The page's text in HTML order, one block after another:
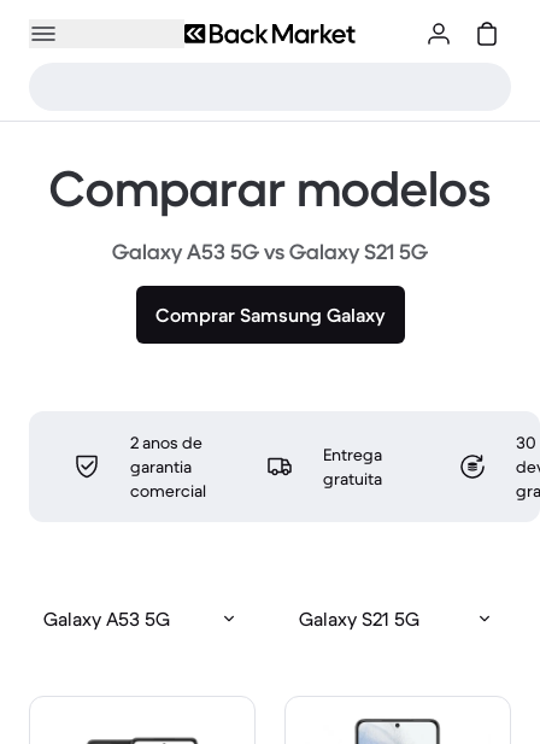
Comparar modelos
Galaxy A53 5G vs Galaxy S21 5G
Comprar Samsung Galaxy
2 anos de
garantia
comercial
Entrega
gratuita
30
Galaxy A53 5G Galaxy S21 5G